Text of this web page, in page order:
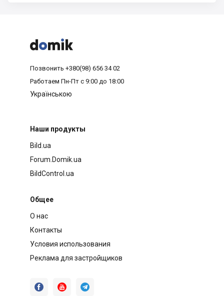



Позвонить +380(98) 656 34 02
Работаем Пн-Пт с 9:00 до 18:00
Українською
Наши продукты
Bild.ua
Forum.Domik.ua
BildControl.ua
Общее
О нас
Контакты
Условия использования
Реклама для застройщиков
  